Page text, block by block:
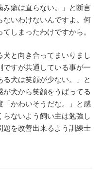
み癖は直らない。」と断言
ないわけないんですよ。何
しまったわけですから。
と向き合ってまいりまし
ですが共通している事が一
犬は笑顔が少ない。」と
犬から笑顔をうばってる
「かわいそうだな。」と感
らないよう飼い主は勉強し
題を改善出来るよう訓練士